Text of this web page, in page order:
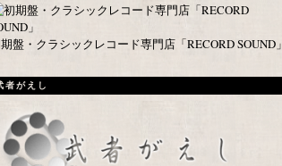
盤・クラシックレコード専門店「RECORD SOUND」
者がえし